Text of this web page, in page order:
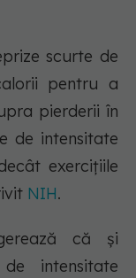
scurte de
pentru a
pierderii în
de intensitate
exercițiile
NIH.
că și
intensitate